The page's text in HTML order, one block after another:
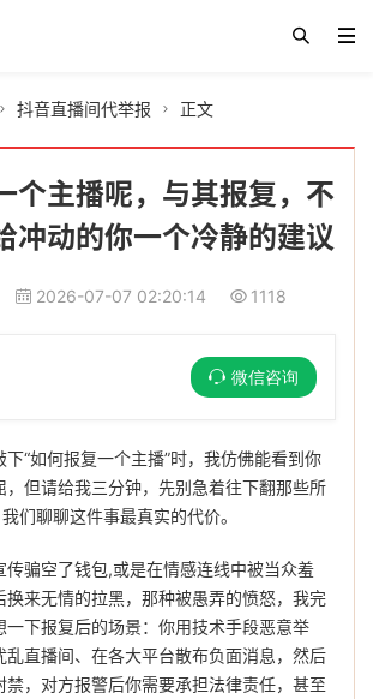
 抖音直播间代举报  正文
个主播呢，与其报复，不
冲动的你一个冷静的建议
2026-07-07 02:20:14 1118
微信咨询
下“如何报复一个主播”时，我仿佛能看到你
，但请给我三分钟，先别急着往下翻那些所
们聊聊这件事最真实的代价。
传骗空了钱包,或是在情感连线中被当众羞
换来无情的拉黑，那种被愚弄的愤怒，我完
一下报复后的场景：你用技术手段恶意举
乱直播间、在各大平台散布负面消息，然后
禁，对方报警后你需要承担法律责任，甚至